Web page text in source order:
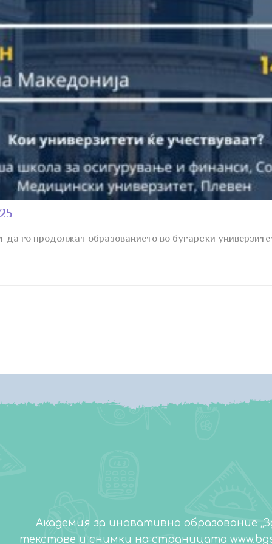
го продолжат образованието во бугарски
Академия за иновативно образование
текстове и снимки на страницата